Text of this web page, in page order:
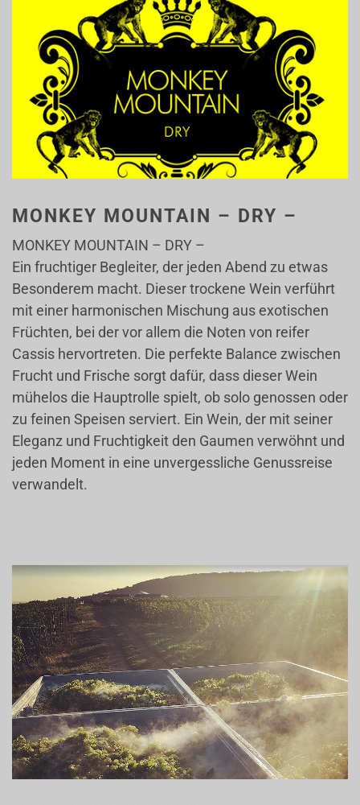
MONKEY MOUNTAIN – DRY –
MONKEY MOUNTAIN – DRY –
Ein fruchtiger Begleiter, der jeden Abend zu etwas
Besonderem macht. Dieser trockene Wein verführt
mit einer harmonischen Mischung aus exotischen
Früchten, bei der vor allem die Noten von reifer
Cassis hervortreten. Die perfekte Balance zwischen
Frucht und Frische sorgt dafür, dass dieser Wein
mühelos die Hauptrolle spielt, ob solo genossen oder
zu feinen Speisen serviert. Ein Wein, der mit seiner
Eleganz und Fruchtigkeit den Gaumen verwöhnt und
jeden Moment in eine unvergessliche Genussreise
verwandelt.